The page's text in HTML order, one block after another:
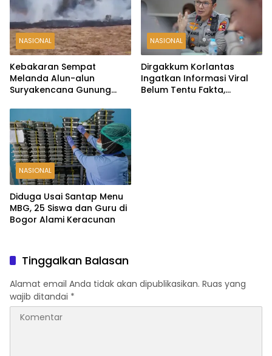
NASIONAL
Kebakaran Sempat
Melanda Alun-alun
Suryakencana Gunung
Dipadamkan
NASIONAL
Dirgakkum Korlantas
Ingatkan Informasi Viral
Belum Tentu Fakta,
NASIONAL
Diduga Usai Santap Menu
MBG, 25 Siswa dan Guru di
Bogor Alami Keracunan
Tinggalkan Balasan
Alamat email Anda tidak akan dipublikasikan. Ruas yang
wajib ditandai *